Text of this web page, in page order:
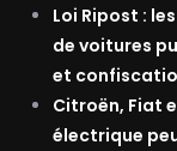
Loi Ripost :
de voitures
et
Citroën, Fiat
électrique